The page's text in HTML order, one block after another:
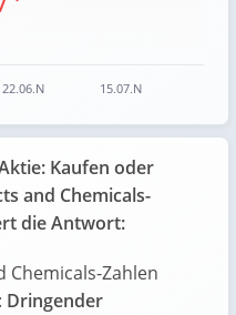
22.06.N 15.07.N
Kaufen oder
and Chemicals-
die Antwort:
Chemicals-Zahlen
Dringender